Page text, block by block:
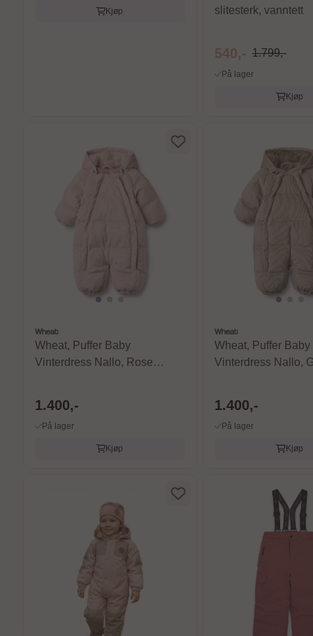
Kjøp
slitesterk, vanntett
540,- 1.799,-
På lager
Kjøp
Wheat
Wheat, Puffer Baby
Vinterdress Nallo, Rose
1.400,-
På lager
Kjøp
Wheat
Wheat, Puffer Baby
Vinterdress Nallo,
1.400,-
På lager
Kjøp